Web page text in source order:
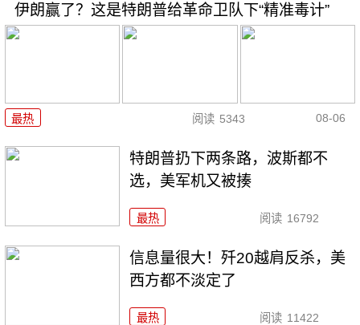
伊朗赢了？这是特朗普给革命卫队下“精准毒计”
最热 阅读 5343 08-06
特朗普扔下两条路，波斯都不
选，美军机又被揍
最热 阅读 16792
信息量很大！歼20越肩反杀，美
西方都不淡定了
最热 阅读 11422